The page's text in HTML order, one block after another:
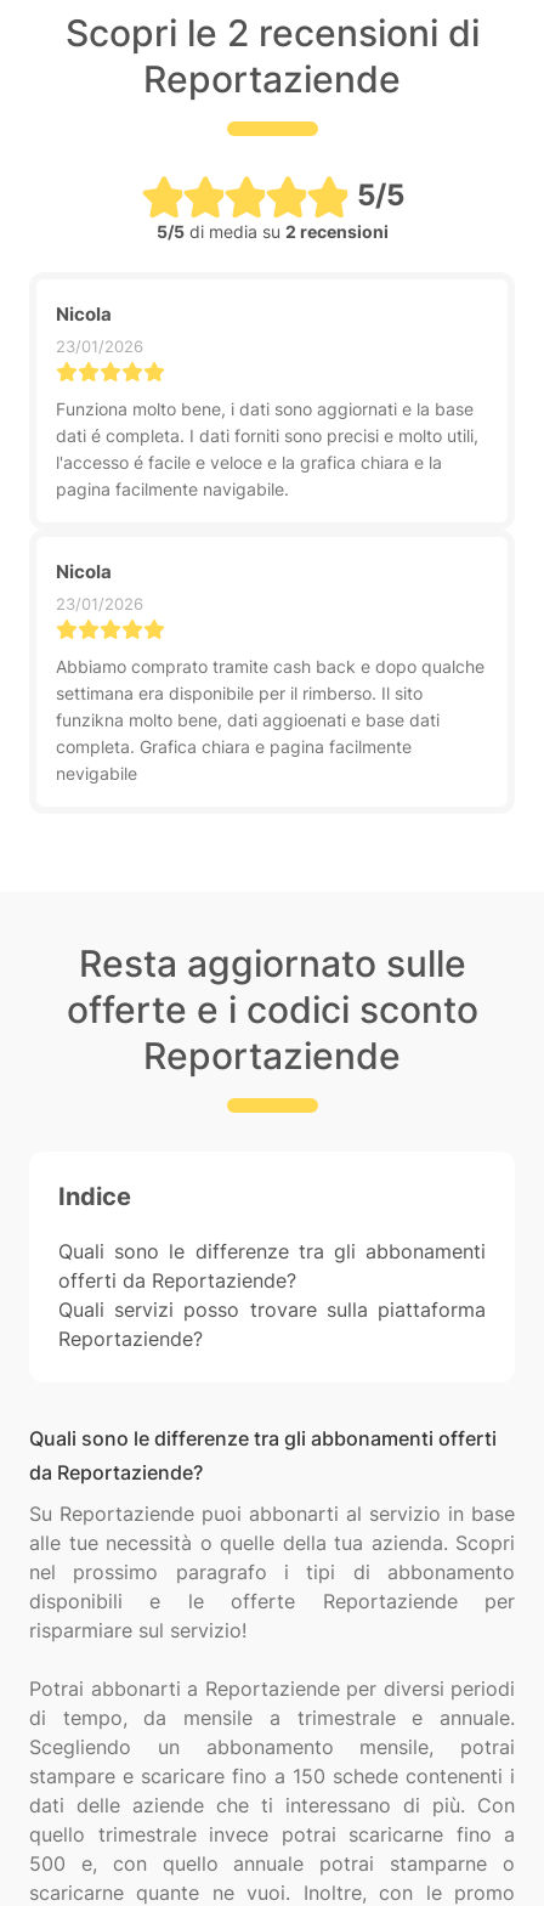
Scopri le 2 recensioni di
Reportaziende
5/5
5/5di media su 2 recensioni
Nicola
23/01/2026
Funziona molto bene, i dati sono aggiornati e la base
dati é completa. I dati forniti sono precisi e molto utili,
l'accesso é facile e veloce e la grafica chiara e la
pagina facilmente navigabile.
Nicola
23/01/2026
Abbiamo comprato tramite cash back e dopo qualche
settimana era disponibile per il rimberso. Il sito
funzikna molto bene, dati aggioenati e base dati
completa. Grafica chiara e pagina facilmente
nevigabile
Resta aggiornato sulle
offerte e i codici sconto
Reportaziende
Indice
Quali sono le differenze tra gli abbonamenti
offerti da Reportaziende?
Quali servizi posso trovare sulla piattaforma
Reportaziende?
Quali sono le differenze tra gli abbonamenti offerti
da Reportaziende?
Su Reportaziende puoi abbonarti al servizio in base
alle tue necessità o quelle della tua azienda. Scopri
nel prossimo paragrafo i tipi di abbonamento
disponibili e le offerte Reportaziende per
risparmiare sul servizio!
Potrai abbonarti a Reportaziende per diversi periodi
di tempo, da mensile a trimestrale e annuale.
Scegliendo un abbonamento mensile, potrai
stampare e scaricare fino a 150 schede contenenti i
dati delle aziende che ti interessano di più. Con
quello trimestrale invece potrai scaricarne fino a
500 e, con quello annuale potrai stamparne o
scaricarne quante ne vuoi. Inoltre, con le promo